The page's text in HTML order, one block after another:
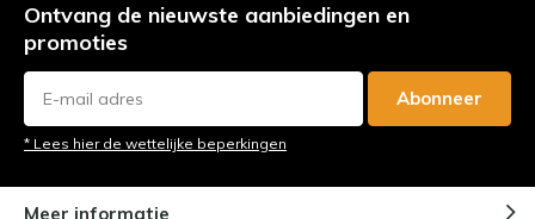
Ontvang de nieuwste aanbiedingen en
promoties
Abonneer
* Lees hier de wettelijke beperkingen
Meer informatie